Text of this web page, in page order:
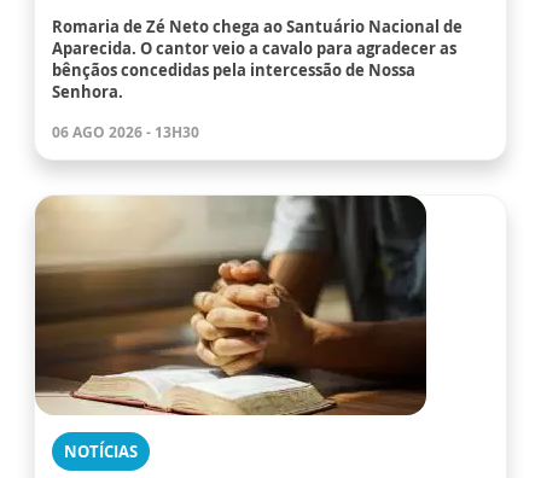
Romaria de Zé Neto chega ao Santuário Nacional de
Aparecida. O cantor veio a cavalo para agradecer as
bênçãos concedidas pela intercessão de Nossa
Senhora.
06 AGO 2026 - 13H30
NOTÍCIAS